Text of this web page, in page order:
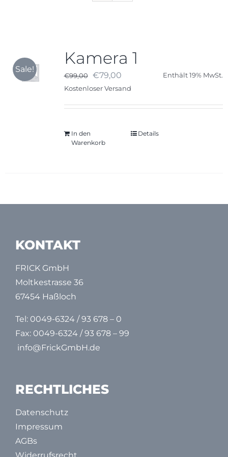
Kontakt
Sale!
Kamera 1
€99,00 Ursprünglicher
Preis
war:
€79,00Aktueller
Preis
ist:
Enthält 19% MwSt.
Kostenloser Versand
In den
Warenkorb
Details
KONTAKT
FRICK GmbH
Moltkestrasse 36
67454 Haßloch
Tel: 0049-6324 / 93 678 – 0
Fax: 0049-6324 / 93 678 – 99
info@FrickGmbH.de
RECHTLICHES
Datenschutz
Impressum
AGBs
Widerrufsrecht